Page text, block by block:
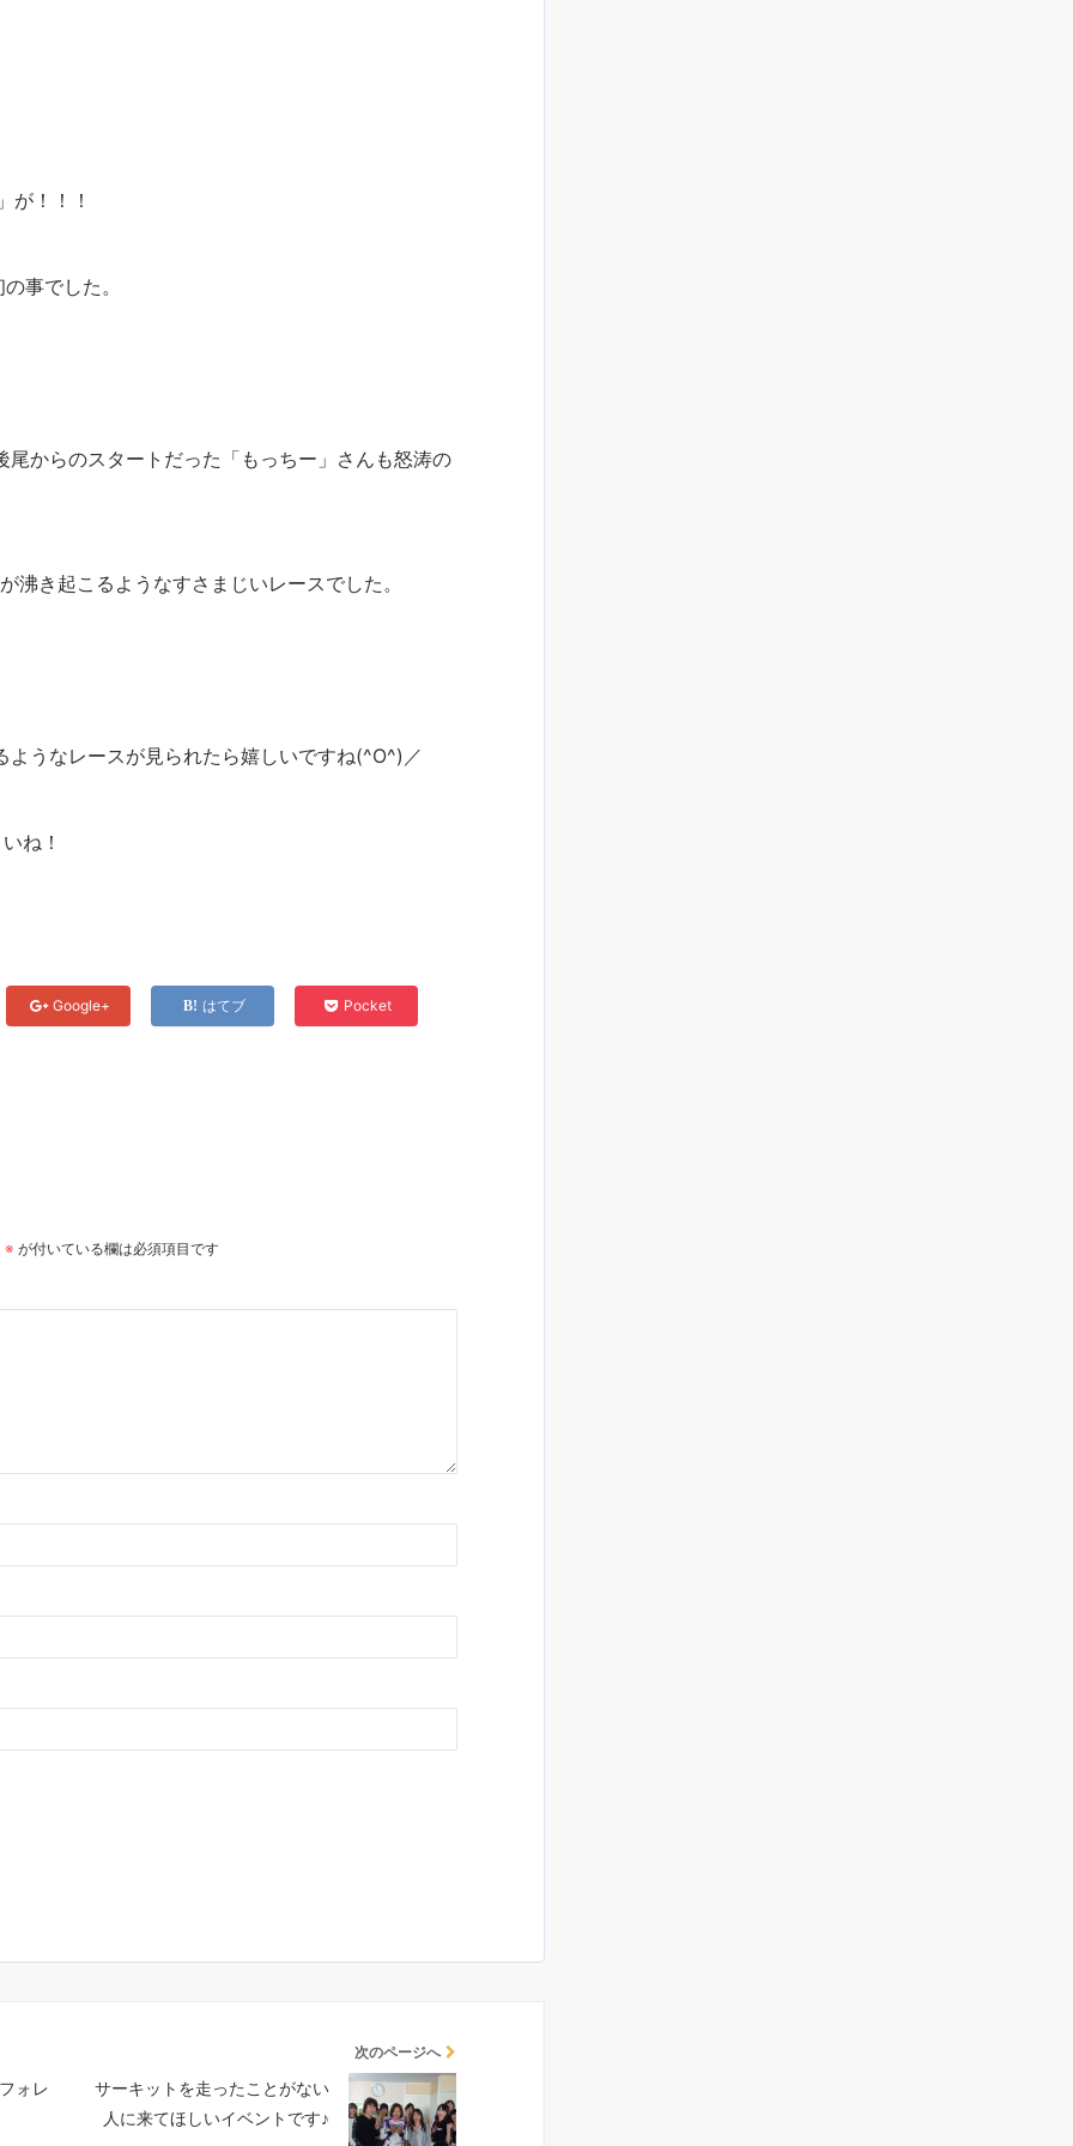
が！！！
事でした。
からのスタートだった「もっちー」さんも怒涛の
沸き起こるようなすさまじいレースでした。
うなレースが見られたら嬉しいですね(^O^)／
ね！
Google+ はてブ Pocket
※ が付いている欄は必須項目です
ォレ
次のページへ
サーキットを走ったことがない
人に来てほしいイベントです♪